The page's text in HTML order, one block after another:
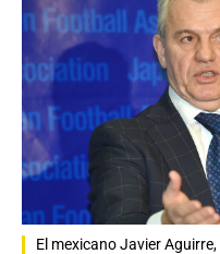
El mexicano Javier